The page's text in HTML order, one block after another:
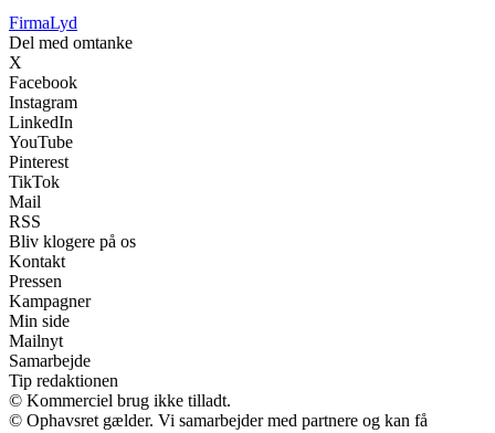
FirmaLyd
Del med omtanke
X
Facebook
Instagram
LinkedIn
YouTube
Pinterest
TikTok
Mail
RSS
Bliv klogere på os
Kontakt
Pressen
Kampagner
Min side
Mailnyt
Samarbejde
Tip redaktionen
© Kommerciel brug ikke tilladt.
© Ophavsret gælder. Vi samarbejder med partnere og kan få